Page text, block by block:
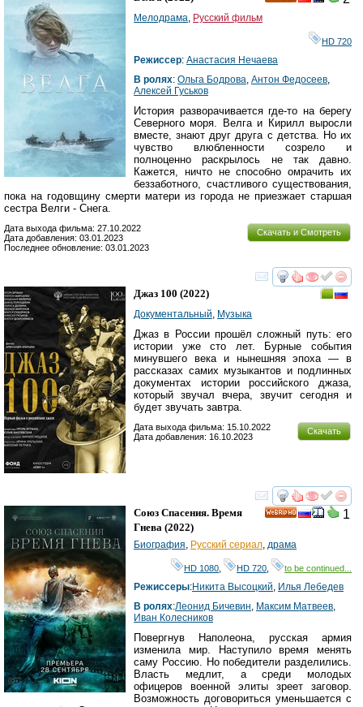
Мелодрама, Русский фильм
HD 720
Режиссер: Анастасия Нечаева
В ролях: Ольга Бодрова, Антон Федосеев,
Алексей Гуськов
История разворачивается где-то на берегу
Северного моря. Велга и Кирилл выросли
вместе, знают друг друга с детства. Но их
чувство влюбленности созрело и
полноценно раскрылось не так давно.
Кажется, ничто не способно омрачить их
беззаботного, счастливого существования,
пока на годовщину смерти матери из города не приезжает старшая
сестра Велги - Снега.
Скачать и Смотреть
Дата выхода фильма: 27.10.2022
Дата добавления: 03.01.2023
Последнее обновление: 03.01.2023
смотреть
Джаз 100 (2022)
Документальный, Музыка
Джаз в России прошёл сложный путь: его
истории уже сто лет. Бурные события
минувшего века и нынешняя эпоха — в
рассказах самих музыкантов и подлинных
документах истории российского джаза,
который звучал вчера, звучит сегодня и
будет звучать завтра.
Скачать
Дата выхода фильма: 15.10.2022
Дата добавления: 16.10.2023
смотреть
1
Союз Спасения. Время
Гнева (2022)
Биография, Русский сериал, драма
HD 1080 HD 720 to be continued...
Режиссеры:Никита Высоцкий, Илья Лебедев
В ролях:Леонид Бичевин, Максим Матвеев,
Иван Колесников
Повергнув Наполеона, русская армия
изменила мир. Наступило время менять
саму Россию. Но победители разделились.
Власть медлит, а cреди молодых
офицеров военной элиты зреет заговор.
Возможность договориться уменьшается с